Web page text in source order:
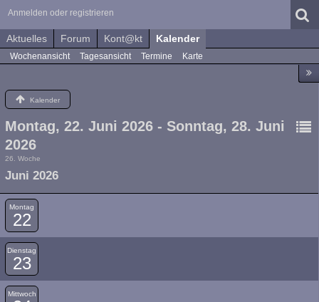
Anmelden oder registrieren
Aktuelles Forum Kont@kt Kalender
Wochenansicht Tagesansicht Termine Karte
Kalender
Montag, 22. Juni 2026 - Sonntag, 28. Juni
2026
26. Woche
Juni 2026
Montag
22
Dienstag
23
Mittwoch